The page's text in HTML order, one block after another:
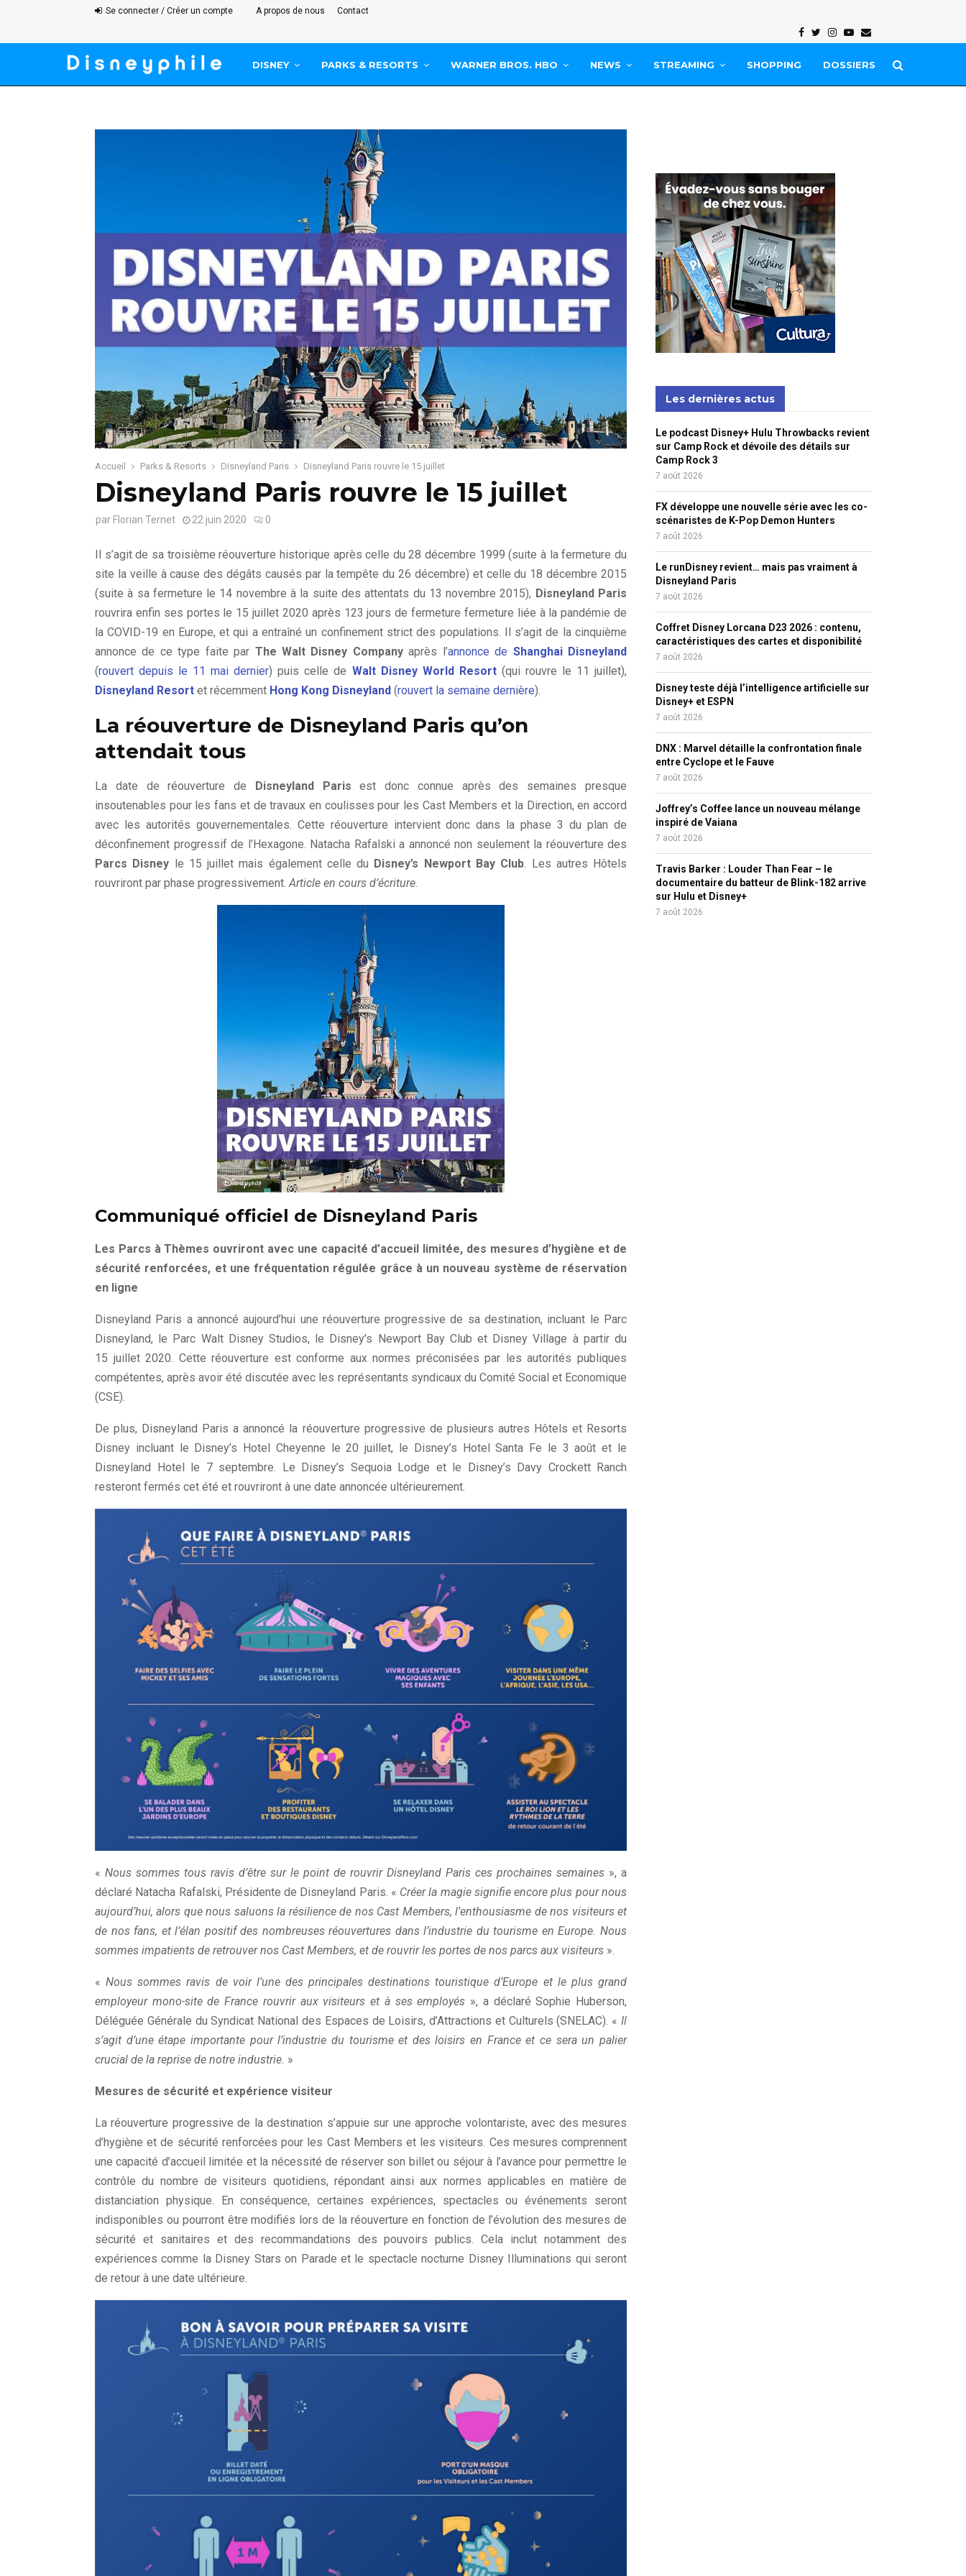
Se connecter / Créer un compte A propos de nous Contact
Facebook
Twitter
Instagram
Youtube
Email
DISNEY PARKS & RESORTS WARNER BROS. HBO NEWS STREAMING SHOPPING DOSSIERS
Accueil Parks & Resorts Disneyland Paris Disneyland Paris rouvre le 15 juillet
Disneyland Paris rouvre le 15 juillet
par Florian Ternet 22 juin 2020 0
Il s’agit de sa troisième réouverture historique après celle du 28 décembre 1999 (suite à la fermeture du
site la veille à cause des dégâts causés par la tempête du 26 décembre) et celle du 18 décembre 2015
(suite à sa fermeture le 14 novembre à la suite des attentats du 13 novembre 2015), Disneyland Paris
rouvrira enfin ses portes le 15 juillet 2020 après 123 jours de fermeture fermeture liée à la pandémie de
la COVID-19 en Europe, et qui a entraîné un confinement strict des populations. Il s’agit de la cinquième
annonce de ce type faite par The Walt Disney Companyaprès l’annonce de Shanghai Disneyland
(rouvert depuis le 11 mai dernier) puis celle de Walt Disney World Resort(qui rouvre le 11 juillet),
Disneyland Resort et récemment Hong Kong Disneyland (rouvert la semaine dernière).
La réouverture de Disneyland Paris qu’on
attendait tous
La date de réouverture de Disneyland Paris est donc connue après des semaines presque
insoutenables pour les fans et de travaux en coulisses pour les Cast Members et la Direction, en accord
avec les autorités gouvernementales. Cette réouverture intervient donc dans la phase 3 du plan de
déconfinement progressif de l’Hexagone. Natacha Rafalski a annoncé non seulement la réouverture des
Parcs Disney le 15 juillet mais également celle du Disney’s Newport Bay Club. Les autres Hôtels
rouvriront par phase progressivement.Article en cours d’écriture.
Communiqué officiel de Disneyland Paris
Les Parcs à Thèmes ouvriront avec une capacité d’accueil limitée, des mesures d’hygiène et de
sécurité renforcées, et une fréquentation régulée grâce à un nouveau système de réservation
en ligne
Disneyland Paris a annoncé aujourd’hui une réouverture progressive de sa destination, incluant le Parc
Disneyland, le Parc Walt Disney Studios, le Disney’s Newport Bay Club et Disney Village à partir du
15 juillet 2020. Cette réouverture est conforme aux normes préconisées par les autorités publiques
compétentes, après avoir été discutée avec les représentants syndicaux du Comité Social et Economique
(CSE).
De plus, Disneyland Paris a annoncé la réouverture progressive de plusieurs autres Hôtels et Resorts
Disney incluant le Disney’s Hotel Cheyenne le 20 juillet, le Disney’s Hotel Santa Fe le 3 août et le
Disneyland Hotel le 7 septembre. Le Disney’s Sequoia Lodge et le Disney’s Davy Crockett Ranch
resteront fermés cet été et rouvriront à une date annoncée ultérieurement.
« Nous sommes tous ravis d’être sur le point de rouvrir Disneyland Paris ces prochaines semaines », a
déclaré Natacha Rafalski, Présidente de Disneyland Paris. « Créer la magie signifie encore plus pour nous
aujourd’hui, alors que nous saluons la résilience de nos Cast Members, l’enthousiasme de nos visiteurs et
de nos fans, et l’élan positif des nombreuses réouvertures dans l’industrie du tourisme en Europe. Nous
sommes impatients de retrouver nos Cast Members, et de rouvrir les portes de nos parcs aux visiteurs ».
«Nous sommes ravis de voir l’une des principales destinations touristique d’Europe et le plus grand
employeur mono-site de France rouvrir aux visiteurs et à ses employés », a déclaré Sophie Huberson,
Déléguée Générale du Syndicat National des Espaces de Loisirs, d’Attractions et Culturels (SNELAC). « Il
s’agit d’une étape importante pour l’industrie du tourisme et des loisirs en France et ce sera un palier
crucial de la reprise de notre industrie. »
Mesures de sécurité et expérience visiteur
La réouverture progressive de la destination s’appuie sur une approche volontariste, avec des mesures
d’hygiène et de sécurité renforcées pour les Cast Members et les visiteurs. Ces mesures comprennent
une capacité d’accueil limitée et la nécessité de réserver son billet ou séjour à l’avance pour permettre le
contrôle du nombre de visiteurs quotidiens, répondant ainsi aux normes applicables en matière de
distanciation physique. En conséquence, certaines expériences, spectacles ou événements seront
indisponibles ou pourront être modifiés lors de la réouverture en fonction de l’évolution des mesures de
sécurité et sanitaires et des recommandations des pouvoirs publics. Cela inclut notamment des
expériences comme la Disney Stars on Parade et le spectacle nocturne Disney Illuminations qui seront
de retour à une date ultérieure.
Les dernières actus
Le podcast Disney+ Hulu Throwbacks revient
sur Camp Rock et dévoile des détails sur
Camp Rock 3
7 août 2026
FX développe une nouvelle série avec les co-
scénaristes de K-Pop Demon Hunters
7 août 2026
Le runDisney revient… mais pas vraiment à
Disneyland Paris
7 août 2026
Coffret Disney Lorcana D23 2026 : contenu,
caractéristiques des cartes et disponibilité
7 août 2026
Disney teste déjà l’intelligence artificielle sur
Disney+ et ESPN
7 août 2026
DNX : Marvel détaille la confrontation finale
entre Cyclope et le Fauve
7 août 2026
Joffrey’s Coffee lance un nouveau mélange
inspiré de Vaiana
7 août 2026
Travis Barker : Louder Than Fear – le
documentaire du batteur de Blink-182 arrive
sur Hulu et Disney+
7 août 2026